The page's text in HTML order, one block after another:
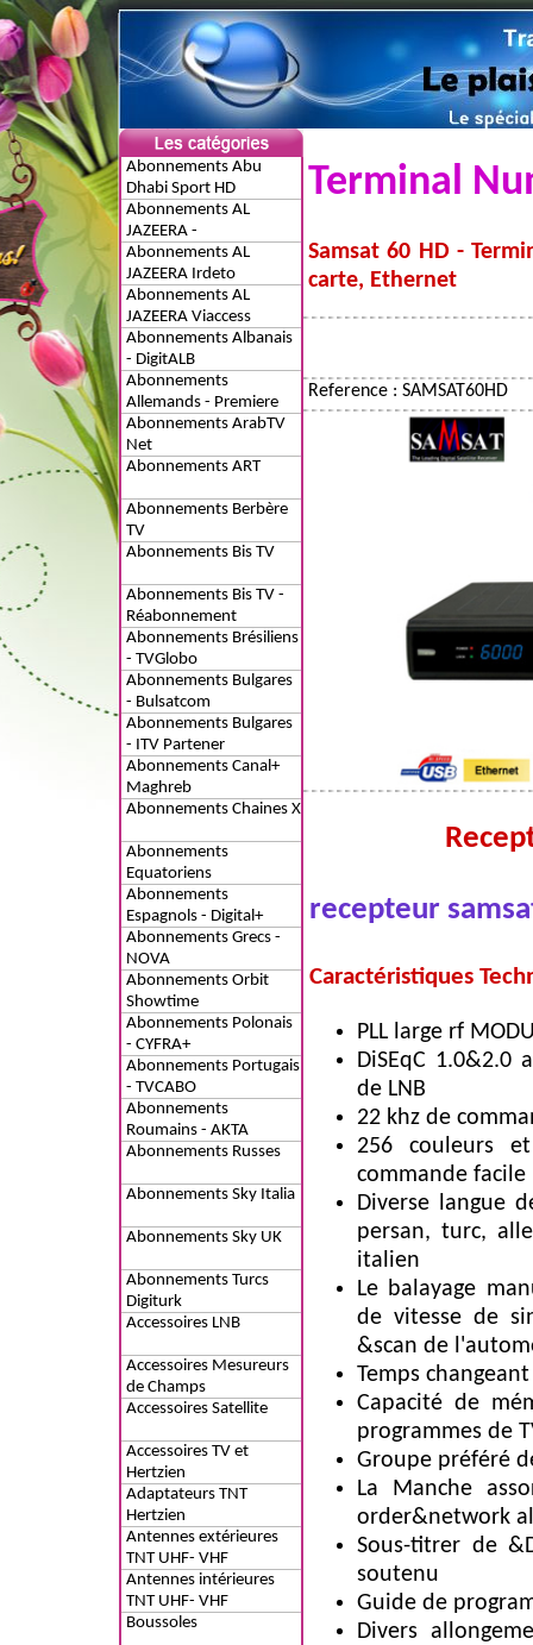
Abonnements Abu
Dhabi Sport HD
Abonnements AL
JAZEERA -
Réabonnement
Abonnements AL
JAZEERA Irdeto
Abonnements AL
JAZEERA Viaccess
Abonnements Albanais
- DigitALB
Abonnements
Allemands - Premiere
Abonnements ArabTV
Net
Abonnements ART
Abonnements Berbère
TV
Abonnements Bis TV
Abonnements Bis TV -
Réabonnement
Abonnements Brésiliens
- TVGlobo
Abonnements Bulgares
- Bulsatcom
Abonnements Bulgares
- ITV Partener
Abonnements Canal+
Maghreb
Abonnements Chaines X
Abonnements
Equatoriens
Abonnements
Espagnols - Digital+
Abonnements Grecs -
NOVA
Abonnements Orbit
Showtime
Abonnements Polonais
- CYFRA+
Abonnements Portugais
- TVCABO
Abonnements
Roumains - AKTA
Abonnements Russes
Abonnements Sky Italia
Abonnements Sky UK
Abonnements Turcs
Digiturk
Accessoires LNB
Accessoires Mesureurs
de Champs
Accessoires Satellite
Accessoires TV et
Hertzien
Adaptateurs TNT
Hertzien
Antennes extérieures
TNT UHF- VHF
Antennes intérieures
TNT UHF- VHF
Boussoles
Terminal
Samsat 60 HD -
carte, Ethernet
Reference : SAMSAT60HD
recepteur
Caractéristiques
PLL large rf
DiSEqC 1.0&2.0
de LNB
22 khz de
256 couleurs
commande facile
Diverse langue
persan, turc,
italien
Le balayage
de vitesse de
&scan de
Temps
Capacité de
programmes de
Groupe préféré
La Manche
order&network
Sous-titrer de
soutenu
Guide de
Divers